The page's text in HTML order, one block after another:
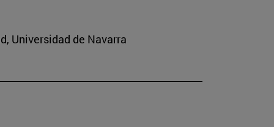
Universidad de Navarra